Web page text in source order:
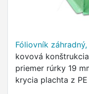
Fóliovník
kovová
priemer rúrky 19
krycia plachta z